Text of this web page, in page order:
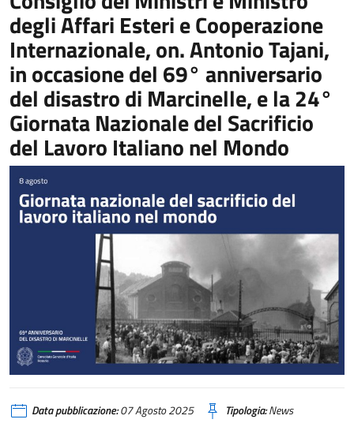
degli Affari Esteri e Cooperazione
Internazionale, on. Antonio Tajani,
in occasione del 69° anniversario
del disastro di Marcinelle, e la 24°
Giornata Nazionale del Sacrificio
del Lavoro Italiano nel Mondo
Data pubblicazione:07 Agosto 2025 Tipologia:News